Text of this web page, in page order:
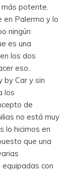
potente.
en Palermo y lo
ningún
es una
los dos
eso.
by Car y sin
los
de
no está muy
lo hicimos en
que una
con